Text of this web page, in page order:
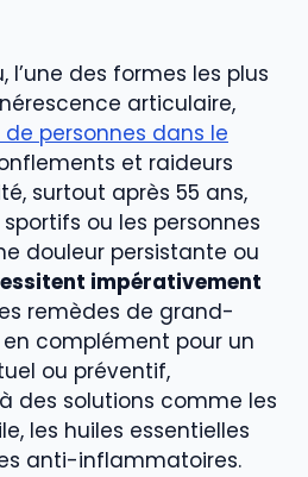
l’une des formes les plus
articulaire,
personnes dans le
et raideurs
surtout après 55 ans,
ou les personnes
douleur persistante ou
impérativement
remèdes de grand-
complément pour un
ou préventif,
des solutions comme les
les huiles essentielles
anti-inflammatoires.